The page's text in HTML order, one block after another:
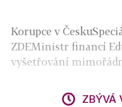
Korupce v
ZDEMinistr financí
vyšetřování
ZBÝVÁ